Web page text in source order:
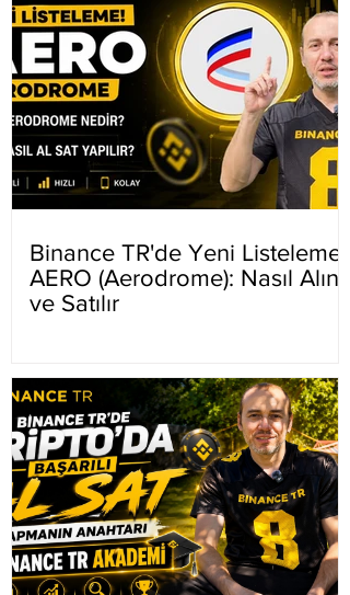
Binance TR'de Yeni Listeleme
AERO (Aerodrome): Nasıl Alınır
ve Satılır